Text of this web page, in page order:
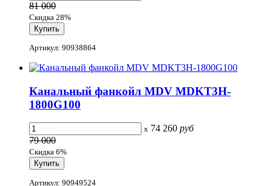
81 000
Скидка 28%
Артикул: 90938864
Канальный фанкойл MDV MDKT3H-
1800G100
x 74 260 руб
79 000
Скидка 6%
Артикул: 90949524